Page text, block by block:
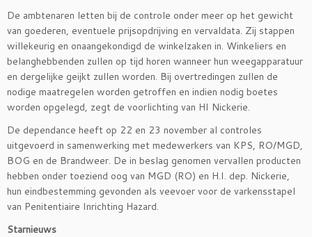
De ambtenaren letten bij de controle onder meer op het gewicht
van goederen, eventuele prijsopdrijving en vervaldata. Zij stappen
willekeurig en onaangekondigd de winkelzaken in. Winkeliers en
belanghebbenden zullen op tijd horen wanneer hun weegapparatuur
en dergelijke geijkt zullen worden. Bij overtredingen zullen de
nodige maatregelen worden getroffen en indien nodig boetes
worden opgelegd, zegt de voorlichting van HI Nickerie.
De dependance heeft op 22 en 23 november al controles
uitgevoerd in samenwerking met medewerkers van KPS, RO/MGD,
BOG en de Brandweer. De in beslag genomen vervallen producten
hebben onder toeziend oog van MGD (RO) en H.I. dep. Nickerie,
hun eindbestemming gevonden als veevoer voor de varkensstapel
van Penitentiaire Inrichting Hazard.
Starnieuws